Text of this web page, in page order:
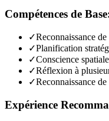
Compétences de
✓Reconnaissance
✓Planification
✓Conscience
✓Réflexion à
✓Reconnaissance
Expérience